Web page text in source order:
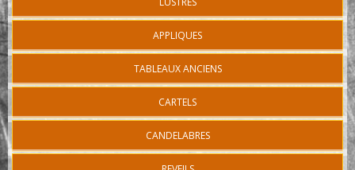
APPLIQUES
TABLEAUX ANCIENS
CARTELS
CANDELABRES